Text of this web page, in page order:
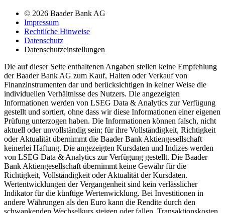
© 2026 Baader Bank AG
Impressum
Rechtliche Hinweise
Datenschutz
Datenschutzeinstellungen
Die auf dieser Seite enthaltenen Angaben stellen keine Empfehlung
der Baader Bank AG zum Kauf, Halten oder Verkauf von
Finanzinstrumenten dar und berücksichtigen in keiner Weise die
individuellen Verhältnisse des Nutzers. Die angezeigten
Informationen werden von LSEG Data & Analytics zur Verfügung
gestellt und sortiert, ohne dass wir diese Informationen einer eigenen
Prüfung unterzogen haben. Die Informationen können falsch, nicht
aktuell oder unvollständig sein; für ihre Vollständigkeit, Richtigkeit
oder Aktualität übernimmt die Baader Bank Aktiengesellschaft
keinerlei Haftung. Die angezeigten Kursdaten und Indizes werden
von LSEG Data & Analytics zur Verfügung gestellt. Die Baader
Bank Aktiengesellschaft übernimmt keine Gewähr für die
Richtigkeit, Vollständigkeit oder Aktualität der Kursdaten.
Wertentwicklungen der Vergangenheit sind kein verlässlicher
Indikator für die künftige Wertenwicklung. Bei Investitionen in
andere Währungen als den Euro kann die Rendite durch den